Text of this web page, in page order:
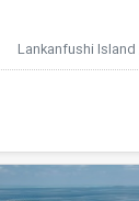
Lankanfushi